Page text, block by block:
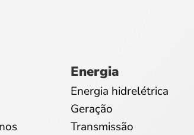
Energia
Energia hidrelétrica
Geração
Transmissão